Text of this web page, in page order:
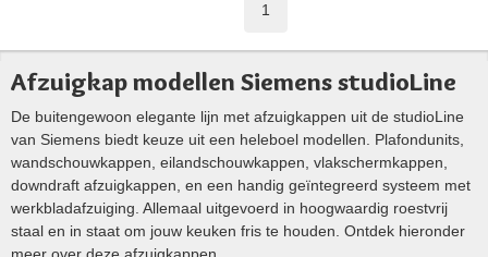
1
Afzuigkap modellen Siemens studioLine
De buitengewoon elegante lijn met afzuigkappen uit de studioLine
van Siemens biedt keuze uit een heleboel modellen. Plafondunits,
wandschouwkappen, eilandschouwkappen, vlakschermkappen,
downdraft afzuigkappen, en een handig geïntegreerd systeem met
werkbladafzuiging. Allemaal uitgevoerd in hoogwaardig roestvrij
staal en in staat om jouw keuken fris te houden. Ontdek hieronder
meer over deze afzuigkappen.